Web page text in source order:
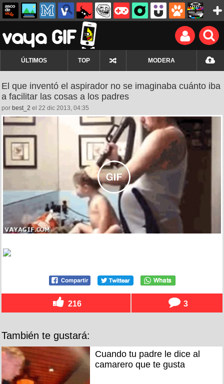
ÚLTIMOS TOP MODERA
El que inventó el aspirador no se imaginaba cuánto iba
a facilitar las cosas a los padres
por best_2 el 22 dic 2013, 04:35
216 3
También te gustará:
Cuando tu padre le dice al
camarero que te gusta